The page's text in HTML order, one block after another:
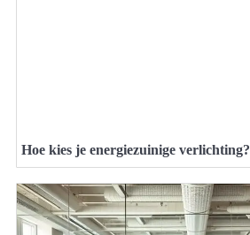
Hoe kies je energiezuinige verlichting?